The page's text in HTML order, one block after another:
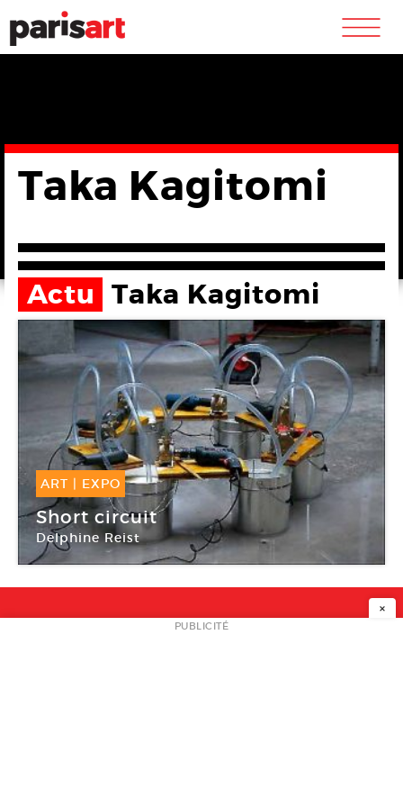
m
Taka Kagitomi
Actu Taka Kagitomi
ART | EXPO
12 Avr -31 Mai 2008
Short circuit
Delphine Reist
Galerie Kamchatka
NEWSLETTER
×
PUBLICITÉ